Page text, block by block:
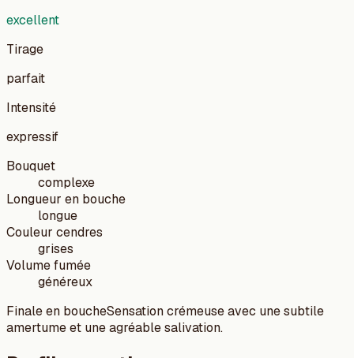
excellent
Tirage
parfait
Intensité
expressif
Bouquet
complexe
Longueur en bouche
longue
Couleur cendres
grises
Volume fumée
généreux
Finale en boucheSensation crémeuse avec une subtile
amertume et une agréable salivation.